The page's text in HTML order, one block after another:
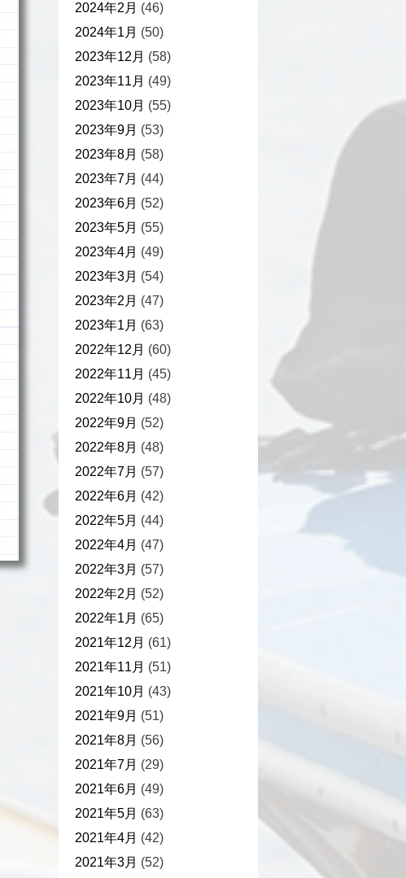
2024年2月 (46)
2024年1月 (50)
2023年12月 (58)
2023年11月 (49)
2023年10月 (55)
2023年9月 (53)
2023年8月 (58)
2023年7月 (44)
2023年6月 (52)
2023年5月 (55)
2023年4月 (49)
2023年3月 (54)
2023年2月 (47)
2023年1月 (63)
2022年12月 (60)
2022年11月 (45)
2022年10月 (48)
2022年9月 (52)
2022年8月 (48)
2022年7月 (57)
2022年6月 (42)
2022年5月 (44)
2022年4月 (47)
2022年3月 (57)
2022年2月 (52)
2022年1月 (65)
2021年12月 (61)
2021年11月 (51)
2021年10月 (43)
2021年9月 (51)
2021年8月 (56)
2021年7月 (29)
2021年6月 (49)
2021年5月 (63)
2021年4月 (42)
2021年3月 (52)